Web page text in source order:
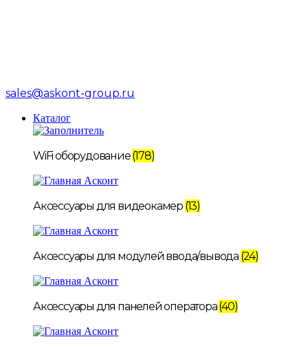
sales@askont-group.ru
Каталог
WiFi оборудование(178)
Аксессуары для видеокамер (13)
Аксессуары для модулей ввода/вывода (24)
Аксессуары для панелей оператора(40)